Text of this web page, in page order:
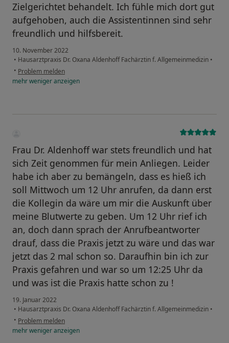
Zielgerichtet behandelt. Ich fühle mich dort gut
aufgehoben, auch die Assistentinnen sind sehr
freundlich und hilfsbereit.
10. November 2022
• Hausarztpraxis Dr. Oxana Aldenhoff Fachärztin f. Allgemeinmedizin •
• Problem melden
mehrwenigeranzeigen
Frau Dr. Aldenhoff war stets freundlich und hat
sich Zeit genommen für mein Anliegen. Leider
habe ich aber zu bemängeln, dass es hieß ich
soll Mittwoch um 12 Uhr anrufen, da dann erst
die Kollegin da wäre um mir die Auskunft über
meine Blutwerte zu geben. Um 12 Uhr rief ich
an, doch dann sprach der Anrufbeantworter
drauf, dass die Praxis jetzt zu wäre und das war
jetzt das 2 mal schon so. Daraufhin bin ich zur
Praxis gefahren und war so um 12:25 Uhr da
und was ist die Praxis hatte schon zu !
19. Januar 2022
• Hausarztpraxis Dr. Oxana Aldenhoff Fachärztin f. Allgemeinmedizin •
• Problem melden
mehrwenigeranzeigen